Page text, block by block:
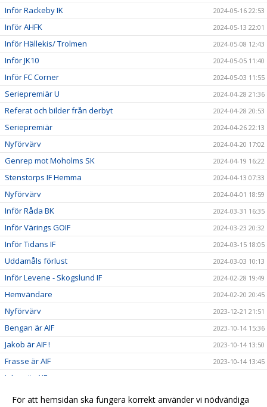
Inför Rackeby IK 2024-05-16 22:53
Inför AHFK 2024-05-13 22:01
Inför Hällekis/ Trolmen 2024-05-08 12:43
Inför JK10 2024-05-05 11:40
Inför FC Corner 2024-05-03 11:55
Seriepremiär U 2024-04-28 21:36
Referat och bilder från derbyt 2024-04-28 20:53
Seriepremiär 2024-04-26 22:13
Nyförvärv 2024-04-20 17:02
Genrep mot Moholms SK 2024-04-19 16:22
Stenstorps IF Hemma 2024-04-13 07:33
Nyförvärv 2024-04-01 18:59
Inför Råda BK 2024-03-31 16:35
Inför Värings GOIF 2024-03-23 20:32
Inför Tidans IF 2024-03-15 18:05
Uddamåls förlust 2024-03-03 10:13
Inför Levene - Skogslund IF 2024-02-28 19:49
Hemvändare 2024-02-20 20:45
Nyförvärv 2023-12-21 21:51
Bengan är AIF 2023-10-14 15:36
Jakob är AIF ! 2023-10-14 13:50
Frasse är AIF 2023-10-14 13:45
Johan är AIF
Jesper är AIF 2023-10-14 13:35
För att hemsidan ska fungera korrekt använder vi nödvändiga